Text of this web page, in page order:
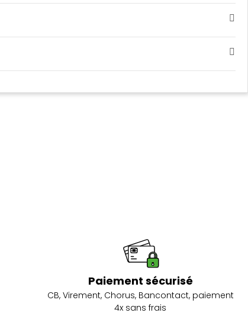
Paiement sécurisé
CB, Virement, Chorus, Bancontact, paiement
4x sans frais